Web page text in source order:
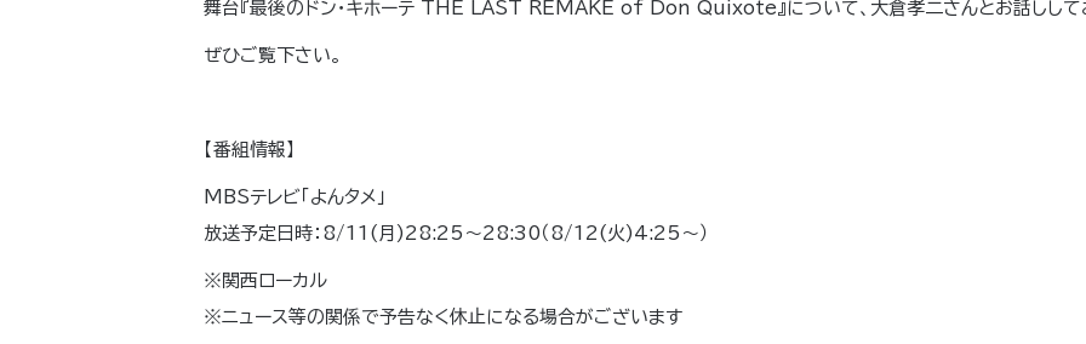
舞台『最後のドン・キホーテ THE LAST REMAKE of Don Quixote』について、大倉孝二さんとお話しして
ぜひご覧下さい。
【番組情報】
MBSテレビ「よんタメ」
放送予定日時：8/11(月)28:25～28:30（8/12(火)4:25〜）
※関西ローカル
※ニュース等の関係で予告なく休止になる場合がございます